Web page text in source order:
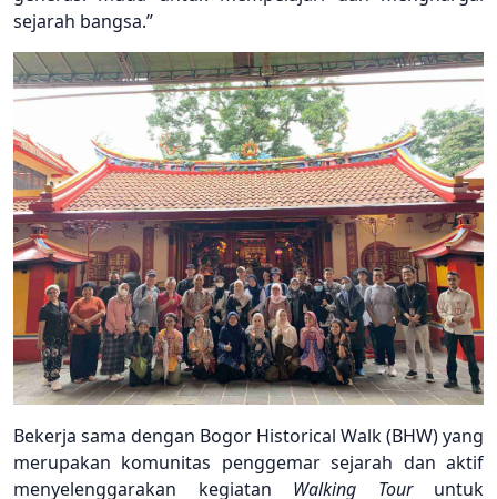
sejarah bangsa.”
Bekerja sama dengan Bogor Historical Walk (BHW) yang
merupakan komunitas penggemar sejarah dan aktif
menyelenggarakan kegiatan Walking Touruntuk